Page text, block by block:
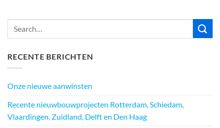
RECENTE BERICHTEN
Onze nieuwe aanwinsten
Recente nieuwbouwprojecten Rotterdam, Schiedam,
Vlaardingen, Zuidland, Delft en Den Haag